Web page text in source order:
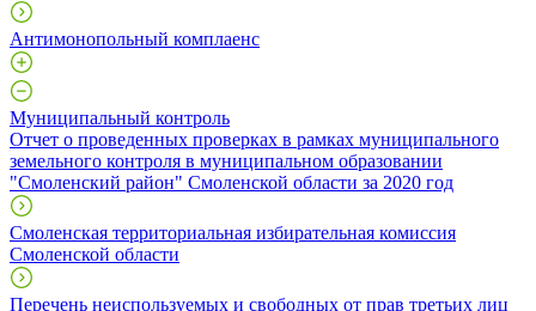
Антимонопольный комплаенс
Муниципальный контроль
Отчет о проведенных проверках в рамках муниципального
земельного контроля в муниципальном образовании
"Смоленский район" Смоленской области за 2020 год
Смоленская территориальная избирательная комиссия
Смоленской области
Перечень неиспользуемых и свободных от прав третьих лиц